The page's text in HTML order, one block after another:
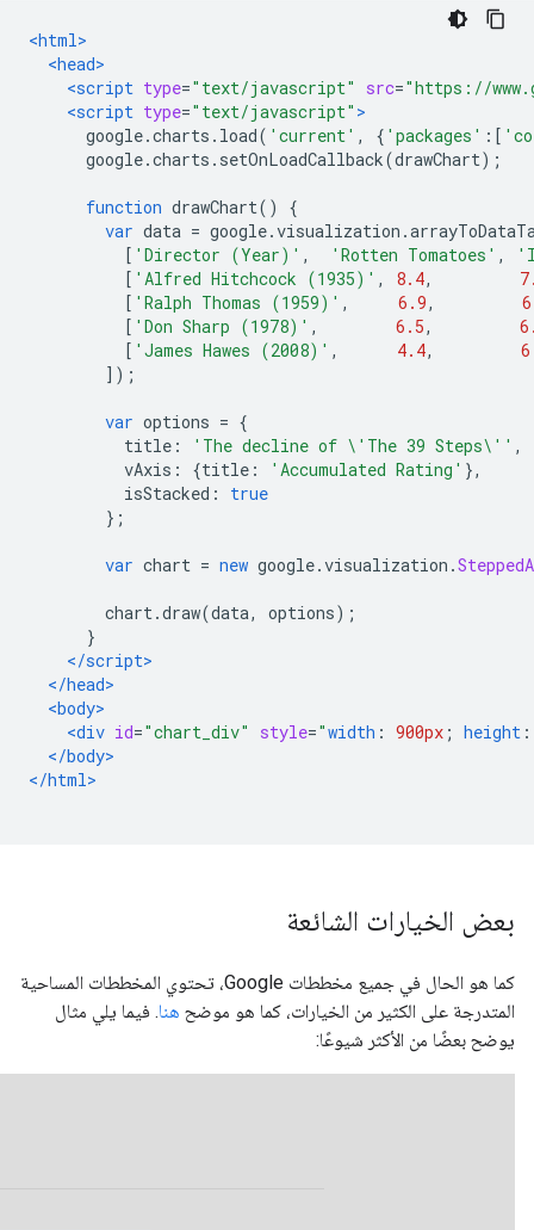
<html>
<head>
<script type="text/javascript" src="https://
<script type="text/javascript" >
google.charts . load( 'current' , { 'packages' :[
google.charts . setOnLoadCallback(drawChart);
function drawChart()
{
var data = google.visualization .
[ 'Director (Year)' , 'Rotten Tomatoes' ,
[ 'Alfred Hitchcock (1935)' , 8.4,
[ 'Ralph Thomas (1959)' , 6.9,
[ 'Don Sharp (1978)' , 6.5,
[ 'James Hawes (2008)' , 4.4,
]);
var options = {
title : 'The decline of \'The 39 Steps\'' ,
vAxis : {title : 'Accumulated Rating' },
isStacked :
true
};
var chart = new google.visualization .
chart.draw(data, options);
}
</script>
</head>
<body>
<div id="chart_div" style="width : 900px ; height :
</body>
</html>
بعض الخيارات الشائعة
كما هو الحال في جميع مخططات Google، تحتوي المخططات المساحية
المتدرجة على الكثير من الخيارات، كما هو موضح هنا. فيما يلي مثال
يوضح بعضًا من الأكثر شيوعًا: